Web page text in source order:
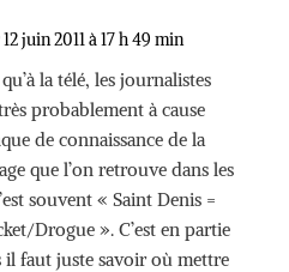
juin 2011 à 17 h 49 min
la télé, les journalistes
probablement à cause
de connaissance de la
que l’on retrouve dans les
souvent « Saint Denis =
Drogue ». C’est en partie
il faut juste savoir où mettre